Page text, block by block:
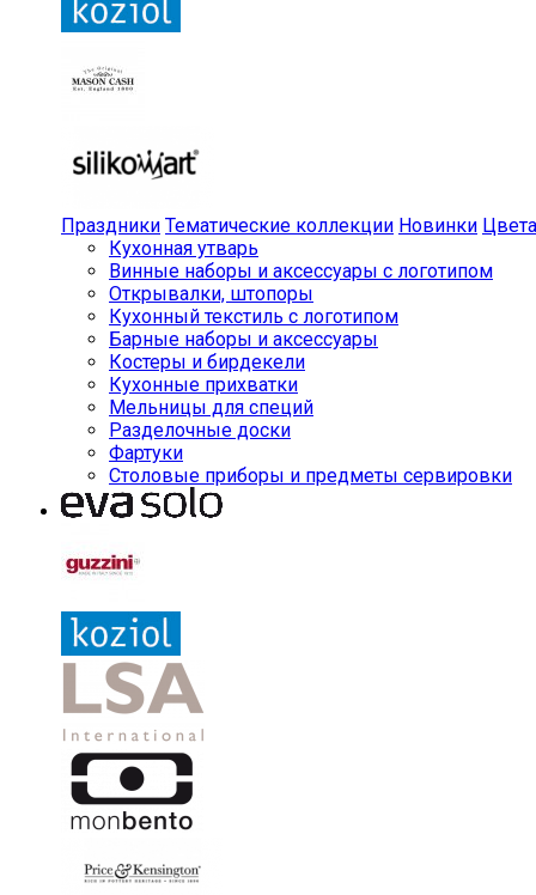
Праздники Тематические коллекции Новинки Цвета
Кухонная утварь
Винные наборы и аксессуары с логотипом
Открывалки, штопоры
Кухонный текстиль с логотипом
Барные наборы и аксессуары
Костеры и бирдекели
Кухонные прихватки
Мельницы для специй
Разделочные доски
Фартуки
Столовые приборы и предметы сервировки